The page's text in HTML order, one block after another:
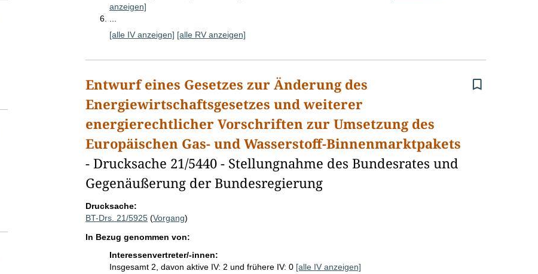
anzeigen]
n
s
a
m
t
m
h
r
l
5
B
z
u
g
[alle IV anzeigen] [alle RV anzeigen]
Entwurf eines Gesetzes zur Änderung des
Energiewirtschaftsgesetzes und weiterer
energierechtlicher Vorschriften zur Umsetzung des
Europäischen Gas- und Wasserstoff-Binnenmarktpakets
- Drucksache 21/5440 - Stellungnahme des Bundesrates und
Gegenäußerung der Bundesregierung
Drucksache:
BT-Drs. 21/5925(Vorgang)
In Bezug genommen von:
Interessenvertreter/-innen:
Insgesamt 2, davon aktive IV: 2 und frühere IV: 0 [alle IV anzeigen]